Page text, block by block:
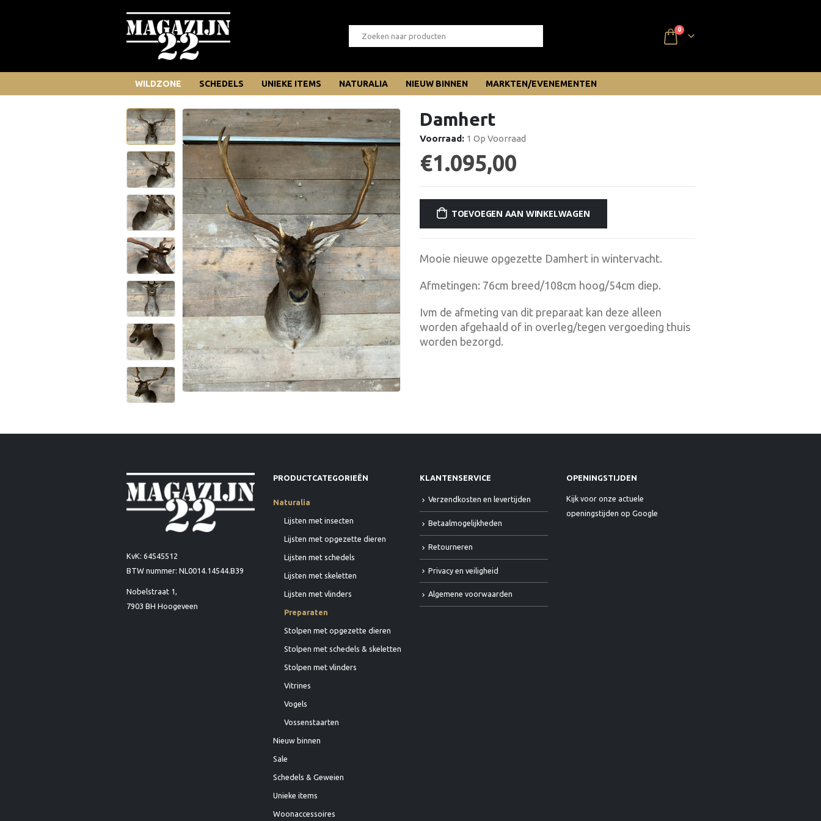
0
WILDZONE SCHEDELS UNIEKE ITEMS NATURALIA NIEUW BINNEN MARKTEN/EVENEMENTEN
Damhert
Voorraad: 1 Op Voorraad
€1.095,00
TOEVOEGEN AAN WINKELWAGEN
Mooie nieuwe opgezette Damhert in wintervacht.
Afmetingen: 76cm breed/108cm hoog/54cm diep.
Ivm de afmeting van dit preparaat kan deze alleen
worden afgehaald of in overleg/tegen vergoeding thuis
worden bezorgd.
KvK: 64545512
BTW nummer: NL0014.14544.B39
Nobelstraat 1,
7903 BH Hoogeveen
PRODUCTCATEGORIEËN
Naturalia
Lijsten met insecten
Lijsten met opgezette dieren
Lijsten met schedels
Lijsten met skeletten
Lijsten met vlinders
Preparaten
Stolpen met opgezette dieren
Stolpen met schedels & skeletten
Stolpen met vlinders
Vitrines
Vogels
Vossenstaarten
Nieuw binnen
Sale
Schedels & Geweien
Unieke items
Woonaccessoires
KLANTENSERVICE
Verzendkosten en levertijden
Betaalmogelijkheden
Retourneren
Privacy en veiligheid
Algemene voorwaarden
OPENINGSTIJDEN
Kijk voor onze actuele
openingstijden op Google